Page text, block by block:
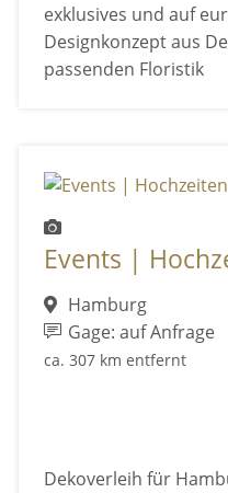
exklusives und auf
Designkonzept aus
passenden Floristik
Events |
Hamburg
Gage: auf Anfrage
ca. 307 km entfernt
Dekoverleih für